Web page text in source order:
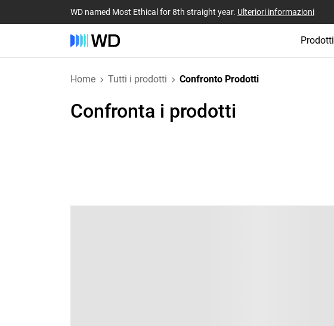
WD named Most Ethical for 8th straight year. Ulteriori informazioni
Prodotti
Home Tutti i prodotti Confronto Prodotti
Confronta i prodotti